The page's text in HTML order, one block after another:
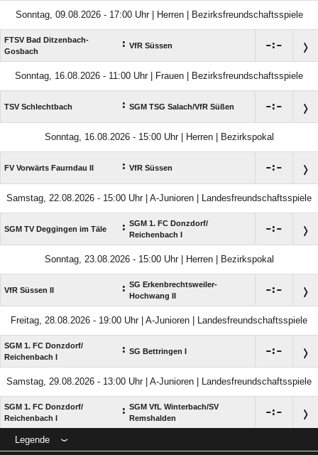
Sonntag, 09.08.2026 - 17:00 Uhr | Herren | Bezirksfreundschaftsspiele
FTSV Bad Ditzenbach-
Gosbach
: VfR Süssen :
Sonntag, 16.08.2026 - 11:00 Uhr | Frauen | Bezirksfreundschaftsspiele
TSV Schlechtbach : SGM TSG Salach/​VfR Süßen :
Sonntag, 16.08.2026 - 15:00 Uhr | Herren | Bezirkspokal
FV Vorwärts Faurndau II : VfR Süssen :
Samstag, 22.08.2026 - 15:00 Uhr | A-Junioren | Landesfreundschaftsspiele
SGM TV Deggingen im Täle : SGM 1. FC Donzdorf/​
Reichenbach I
:
Sonntag, 23.08.2026 - 15:00 Uhr | Herren | Bezirkspokal
VfR Süssen II : SG Erkenbrechtsweiler-
Hochwang II
:
Freitag, 28.08.2026 - 19:00 Uhr | A-Junioren | Landesfreundschaftsspiele
SGM 1. FC Donzdorf/​
Reichenbach I
: SG Bettringen I :
Samstag, 29.08.2026 - 13:00 Uhr | A-Junioren | Landesfreundschaftsspiele
SGM 1. FC Donzdorf/​
Reichenbach I
: SGM VfL Winterbach/​SV
Remshalden
:
Legende